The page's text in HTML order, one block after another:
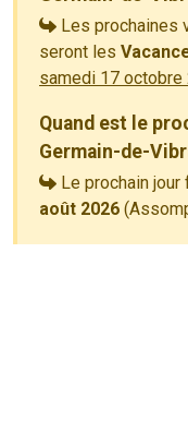
Les prochaines
seront les
samedi 17 octobre
Quand est le
Germain-de-
Le prochain
août 2026